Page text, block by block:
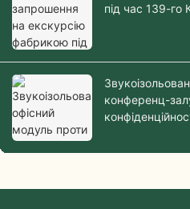
під час 139-го
конференц-